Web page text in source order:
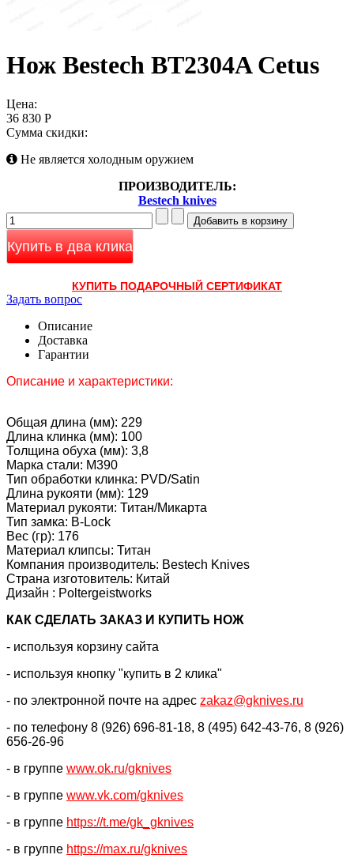
Нож Bestech BT2304A Cetus
Цена:
36 830 Р
Сумма скидки:
Не является холодным оружием
ПРОИЗВОДИТЕЛЬ:
Bestech knives
Купить в два клика
КУПИТЬ ПОДАРОЧНЫЙ СЕРТИФИКАТ
Задать вопрос
Описание
Доставка
Гарантии
Описание и характеристики:
Общая длина (мм): 229
Длина клинка (мм): 100
Толщина обуха (мм): 3,8
Марка стали: M390
Тип обработки клинка: PVD/Satin
Длина рукояти (мм): 129
Материал рукояти: Титан/Микарта
Тип замка: B-Lock
Вес (гр): 176
Материал клипсы: Титан
Компания производитель: Bestech Knives
Страна изготовитель: Китай
Дизайн : Poltergeistworks
КАК CДЕЛАТЬ ЗАКАЗ И КУПИТЬ НОЖ
- используя корзину сайта
- используя кнопку "купить в 2 клика"
- по электронной почте на адрес zakaz@gknives.ru
- по телефону 8 (926) 696-81-18, 8 (495) 642-43-76, 8 (926)
656-26-96
- в группе www.ok.ru/gknives
- в группе www.vk.com/gknives
- в группе https://t.me/gk_gknives
- в группе https://max.ru/gknives